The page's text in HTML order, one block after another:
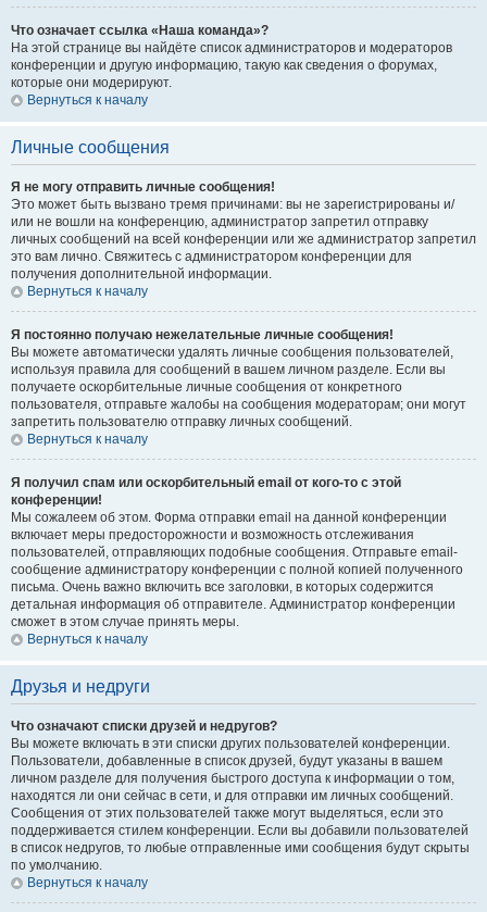
Что означает ссылка «Наша команда»?
На этой странице вы найдёте список администраторов и модераторов
конференции и другую информацию, такую как сведения о форумах,
которые они модерируют.
Вернуться к началу
Личные сообщения
Я не могу отправить личные сообщения!
Это может быть вызвано тремя причинами: вы не зарегистрированы и/
или не вошли на конференцию, администратор запретил отправку
личных сообщений на всей конференции или же администратор запретил
это вам лично. Свяжитесь с администратором конференции для
получения дополнительной информации.
Вернуться к началу
Я постоянно получаю нежелательные личные сообщения!
Вы можете автоматически удалять личные сообщения пользователей,
используя правила для сообщений в вашем личном разделе. Если вы
получаете оскорбительные личные сообщения от конкретного
пользователя, отправьте жалобы на сообщения модераторам; они могут
запретить пользователю отправку личных сообщений.
Вернуться к началу
Я получил спам или оскорбительный email от кого-то с этой
конференции!
Мы сожалеем об этом. Форма отправки email на данной конференции
включает меры предосторожности и возможность отслеживания
пользователей, отправляющих подобные сообщения. Отправьте email-
сообщение администратору конференции с полной копией полученного
письма. Очень важно включить все заголовки, в которых содержится
детальная информация об отправителе. Администратор конференции
сможет в этом случае принять меры.
Вернуться к началу
Друзья и недруги
Что означают списки друзей и недругов?
Вы можете включать в эти списки других пользователей конференции.
Пользователи, добавленные в список друзей, будут указаны в вашем
личном разделе для получения быстрого доступа к информации о том,
находятся ли они сейчас в сети, и для отправки им личных сообщений.
Сообщения от этих пользователей также могут выделяться, если это
поддерживается стилем конференции. Если вы добавили пользователей
в список недругов, то любые отправленные ими сообщения будут скрыты
по умолчанию.
Вернуться к началу